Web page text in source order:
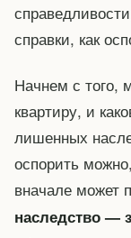
справки, как
Начнем с того,
квартиру, и
лишенных
оспорить
вначале может
наследство —